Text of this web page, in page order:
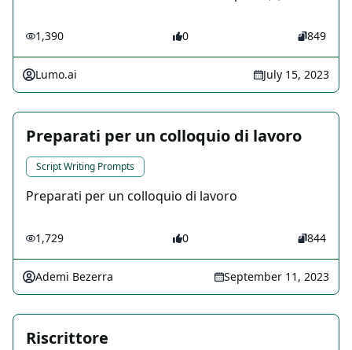
1,390 0 849
Lumo.ai July 15, 2023
Preparati per un colloquio di lavoro
Script Writing Prompts
Preparati per un colloquio di lavoro
1,729 0 844
Ademi Bezerra September 11, 2023
Riscrittore